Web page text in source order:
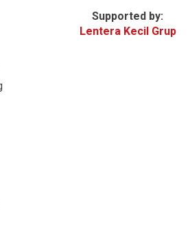
Supported by:
Lentera Kecil Grup